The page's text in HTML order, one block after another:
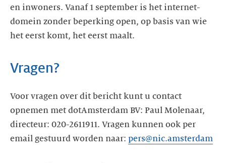
en inwoners. Vanaf 1 september is het internet-
domein zonder beperking open, op basis van wie
het eerst komt, het eerst maalt.
Vragen?
Voor vragen over dit bericht kunt u contact
opnemen met dotAmsterdam BV: Paul Molenaar,
directeur: 020-2611911. Vragen kunnen ook per
email gestuurd worden naar: pers@nic.amsterdam